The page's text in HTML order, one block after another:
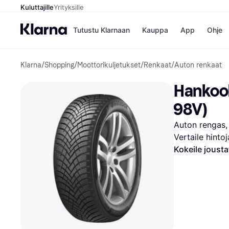
KuluttajilleYrityksille
Tutustu Klarnaan Kauppa
Kaupat
Gigantti
H&M
Peten
Wolt
App Ohje
Klarna/Shopping/Moottorikuljetukset/Renkaat/Auton renkaat
98V)
Auton
Vertaile
Kokeile